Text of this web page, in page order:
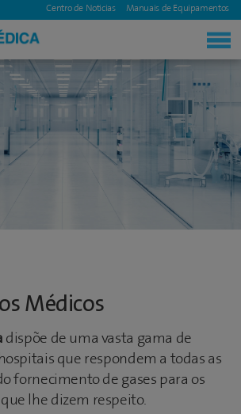
|Centro de Noticias| Manuais de Equipamentos|
Médicos
dispõe de uma vasta gama de
que respondem a todas as
fornecimento de gases para os
lhe dizem respeito.